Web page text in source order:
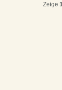
Zeige 1